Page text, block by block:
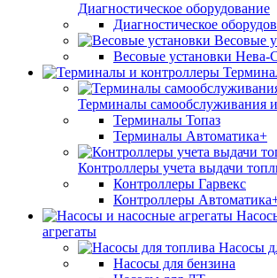
Диагностическое оборудование
Диагностическое
Весовые
Весовые установки Нева-
Терминалы самообслуживания
Терминалы Топаз
Терминалы Автоматика+
Контроллеры учета выдачи
Контроллеры Гарвекс
Контроллеры
агрегаты
Насосы
Насосы для бензина